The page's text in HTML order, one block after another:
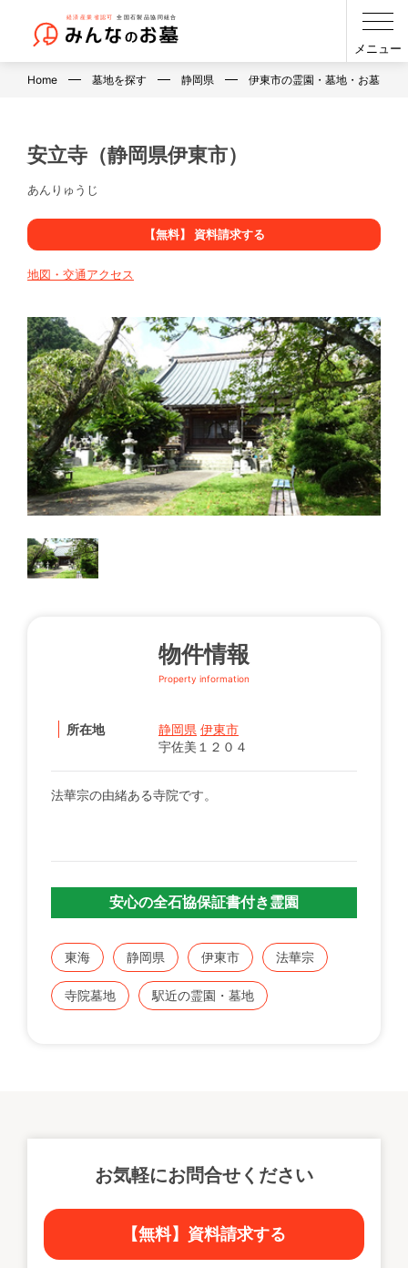
メニュー
Home 墓地を探す 静岡県 伊東市の霊園・墓地・お墓
安立寺（静岡県伊東市）
あんりゅうじ
【無料】 資料請求する
地図・交通アクセス
物件情報
Property information
所在地 静岡県 伊東市
宇佐美１２０４
法華宗の由緒ある寺院です。
安心の全石協保証書付き霊園
東海 静岡県 伊東市 法華宗
寺院墓地 駅近の霊園・墓地
お気軽にお問合せください
【無料】資料請求する